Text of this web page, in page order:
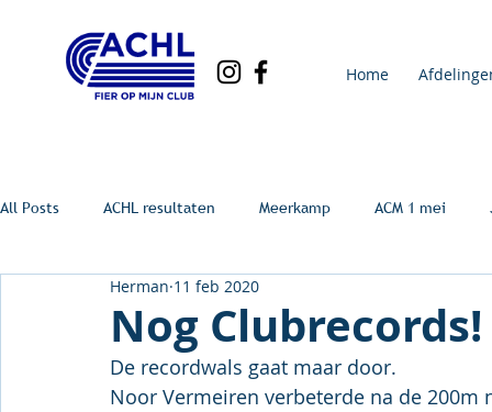
Home
All Posts ACHL resultaten Meerkamp ACM 1 mei
Nog Clubrecords!
Herman 11 feb 2020
De recordwals gaat maar door.
Noor Vermeiren verbeterde na de 200m